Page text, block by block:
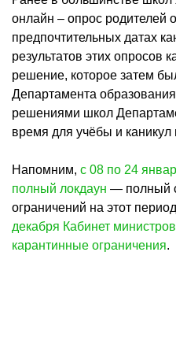
онлайн – опрос родителей
предпочтительных датах
результатов этих опросов
решение, которое затем
Департамента
решениями школ
время для учёбы и
Напомним, с 08 по 24
полный локдаун — полный
ограничений на этот период
декабря Кабинет
карантинные ограничения.